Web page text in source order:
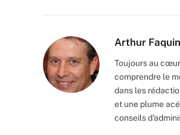
Arthur Faquin
Toujours au
comprendre le
dans les
et une plume
conseils